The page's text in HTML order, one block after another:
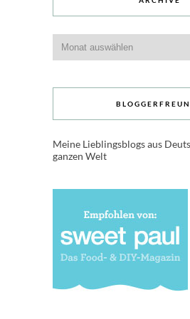
Meine Lieblingsblogs aus
ganzen Welt